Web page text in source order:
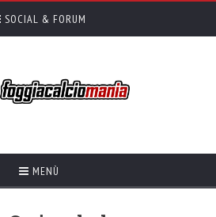
SOCIAL & FORUM
MENÙ